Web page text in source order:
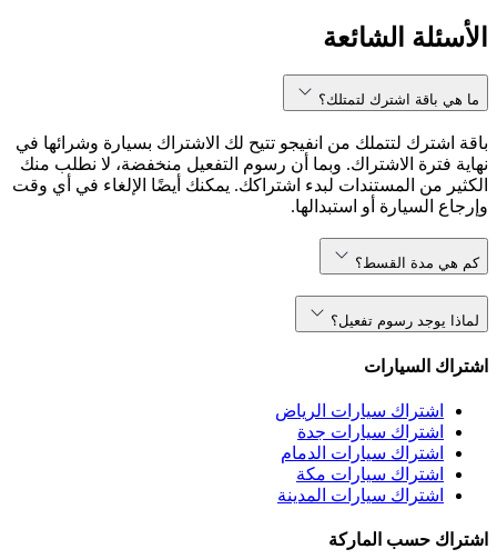
الأسئلة الشائعة
ما هي باقة اشترك لتمتلك؟
باقة اشترك لتتملك من انفيجو تتيح لك الاشتراك بسيارة وشرائها في
نهاية فترة الاشتراك. وبما أن رسوم التفعيل منخفضة، لا نطلب منك
الكثير من المستندات لبدء اشتراكك. يمكنك أيضًا الإلغاء في أي وقت
وإرجاع السيارة أو استبدالها.
كم هي مدة القسط؟
لماذا يوجد رسوم تفعيل؟
اشتراك السيارات
اشتراك سيارات الرياض
اشتراك سيارات جدة
اشتراك سيارات الدمام
اشتراك سيارات مكة
اشتراك سيارات المدينة
اشتراك حسب الماركة